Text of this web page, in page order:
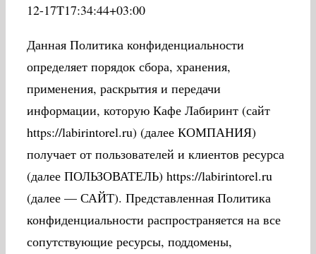
12-17T17:34:44+03:00
Данная Политика конфиденциальности
определяет порядок сбора, хранения,
применения, раскрытия и передачи
информации, которую Кафе Лабиринт (сайт
https://labirintorel.ru) (далее КОМПАНИЯ)
получает от пользователей и клиентов ресурса
(далее ПОЛЬЗОВАТЕЛЬ) https://labirintorel.ru
(далее — САЙТ). Представленная Политика
конфиденциальности распространяется на все
сопутствующие ресурсы, поддомены,